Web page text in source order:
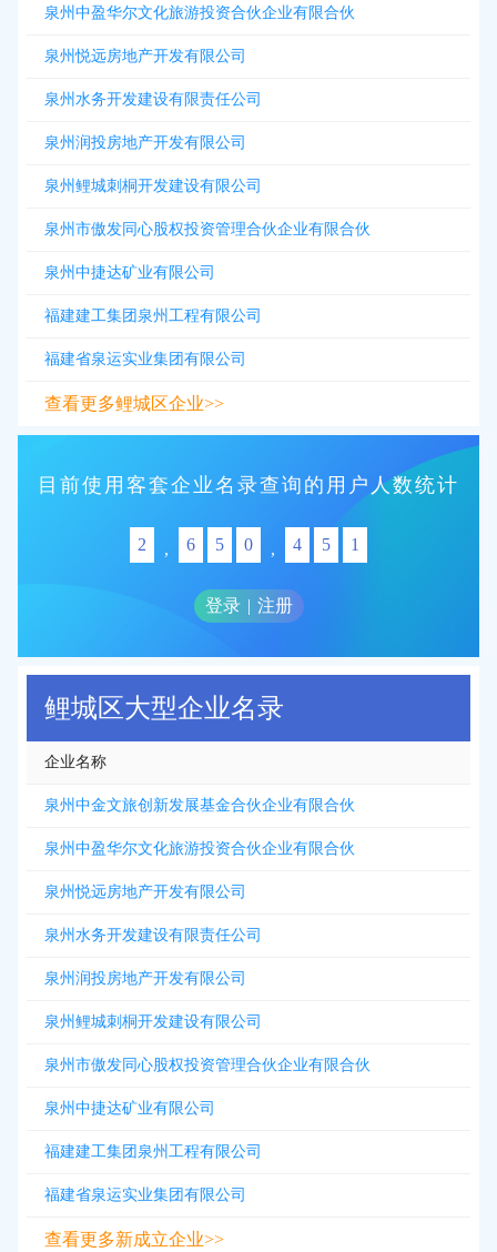
泉州中盈华尔文化旅游投资合伙企业有限合伙
泉州悦远房地产开发有限公司
泉州水务开发建设有限责任公司
泉州润投房地产开发有限公司
泉州鲤城刺桐开发建设有限公司
泉州市傲发同心股权投资管理合伙企业有限合伙
泉州中捷达矿业有限公司
福建建工集团泉州工程有限公司
福建省泉运实业集团有限公司
查看更多鲤城区企业>>
目前使用客套企业名录查询的用户人数统计
2 , 6 5 0 , 4 5 1
登录 | 注册
鲤城区大型企业名录
企业名称
泉州中金文旅创新发展基金合伙企业有限合伙
泉州中盈华尔文化旅游投资合伙企业有限合伙
泉州悦远房地产开发有限公司
泉州水务开发建设有限责任公司
泉州润投房地产开发有限公司
泉州鲤城刺桐开发建设有限公司
泉州市傲发同心股权投资管理合伙企业有限合伙
泉州中捷达矿业有限公司
福建建工集团泉州工程有限公司
福建省泉运实业集团有限公司
查看更多新成立企业>>